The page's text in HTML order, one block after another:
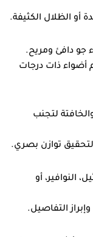
أو الظلال الكثيفة.
جو دافئ ومريح.
أضواء ذات درجات
لتجنب
توازن بصري.
النوافير، أو
التفاصيل.